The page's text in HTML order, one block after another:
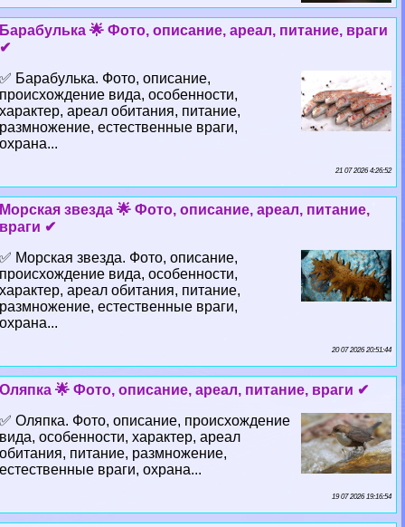
Баpaбулька 🌟 Фото, описание, ареал, питание, враги
✔
✅ Баpaбулька. Фото, описание,
происхождение вида, особенности,
хаpaктер, ареал обитания, питание,
размножение, естественные враги,
охрана...
21 07 2026 4:26:52
Морская звезда 🌟 Фото, описание, ареал, питание,
враги ✔
✅ Морская звезда. Фото, описание,
происхождение вида, особенности,
хаpaктер, ареал обитания, питание,
размножение, естественные враги,
охрана...
20 07 2026 20:51:44
Оляпка 🌟 Фото, описание, ареал, питание, враги ✔
✅ Оляпка. Фото, описание, происхождение
вида, особенности, хаpaктер, ареал
обитания, питание, размножение,
естественные враги, охрана...
19 07 2026 19:16:54